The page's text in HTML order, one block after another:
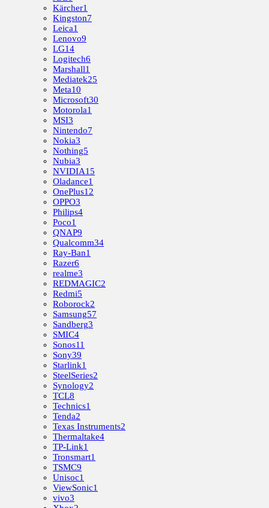
Kärcher1
Kingston7
Leica1
Lenovo9
LG14
Logitech6
Marshall1
Mediatek25
Meta10
Microsoft30
Motorola1
MSI3
Nintendo7
Nokia3
Nothing5
Nubia3
NVIDIA15
Oladance1
OnePlus12
OPPO3
Philips4
Poco1
QNAP9
Qualcomm34
Ray-Ban1
Razer6
realme3
REDMAGIC2
Redmi5
Roborock2
Samsung57
Sandberg3
SMIC4
Sonos11
Sony39
Starlink1
SteelSeries2
Synology2
TCL8
Technics1
Tenda2
Texas Instruments2
Thermaltake4
TP-Link1
Tronsmart1
TSMC9
Unisoc1
ViewSonic1
vivo3